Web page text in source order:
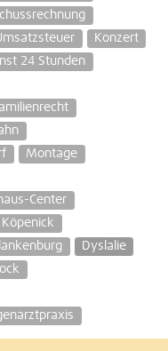
Konzert
24 Stunden
Montage
Center
Dyslalie